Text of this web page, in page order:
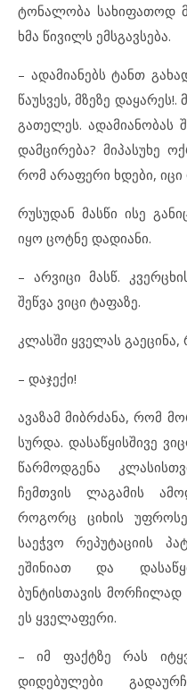
ტონალობა სახიფათოდ
ხმა წივილს ემსგავსება.
– ადამიანებს ტანთ
წაუსვეს, მზეზე
გათელეს. ადამიანობას
დამცირება? მიპასუხე
რომ არაფერი ხდები, იცი
რუსუდან მასწი ისე
იყო ცოტნე დადიანი.
– არვიცი მასწ.
შეწვა ვიცი ტაფაზე.
კლასში ყველას გაეცინა,
– დაჯექი!
ავაზამ მიბრძანა, რომ
სურდა. დასაწყისშივე
წარმოდგენა
ჩემთვის ლაგამის
როგორც ციხის
საეჭვო რეპუტაციის
ეშინიათ და
ბუნტისთავის მორჩილად
ეს ყველაფერი.
– იმ ფაქტზე რას
დიდებულები